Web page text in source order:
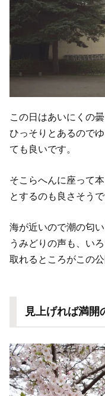
この日はあいにくの
ひっそりとあるので
ても良いです。
そこらへんに座って
とするのも良さそうで
海が近いので潮の匂
うみどりの声も、い
取れるところがこの
見上げれば満開